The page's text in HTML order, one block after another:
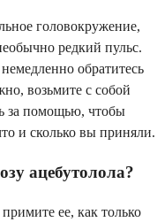
головокружение,
редкий пульс.
обратитесь
возьмите с собой
за помощью, чтобы
и сколько вы приняли.
ацебутолола?
ее, как только